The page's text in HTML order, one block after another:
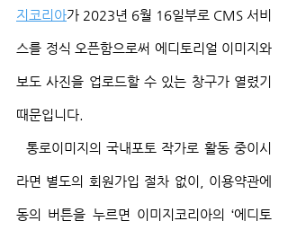
지코리아가 2023년 6월 16일부로 CMS 서비
스를 정식 오픈함으로써 에디토리얼 이미지와
보도 사진을 업로드할 수 있는 창구가 열렸기
때문입니다.
라면 별도의 회원가입 절차 없이, 이용약관에
동의 버튼을 누르면 이미지코리아의 ‘에디토